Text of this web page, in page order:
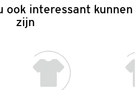
ook interessant kunnen
zijn